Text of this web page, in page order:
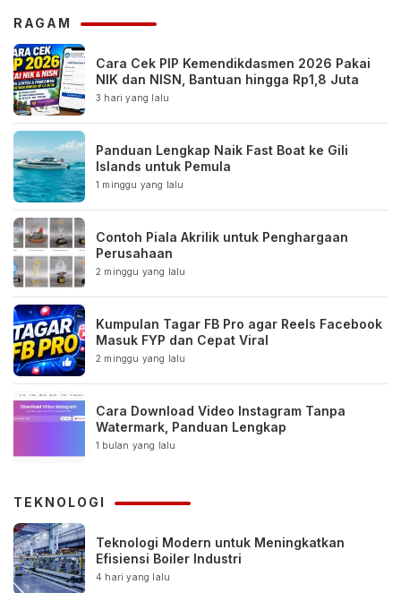
RAGAM
Cara Cek PIP Kemendikdasmen 2026 Pakai
NIK dan NISN, Bantuan hingga Rp1,8 Juta
3 hari yang lalu
Panduan Lengkap Naik Fast Boat ke Gili
Islands untuk Pemula
1 minggu yang lalu
Contoh Piala Akrilik untuk Penghargaan
Perusahaan
2 minggu yang lalu
Kumpulan Tagar FB Pro agar Reels Facebook
Masuk FYP dan Cepat Viral
2 minggu yang lalu
Cara Download Video Instagram Tanpa
Watermark, Panduan Lengkap
1 bulan yang lalu
TEKNOLOGI
Teknologi Modern untuk Meningkatkan
Efisiensi Boiler Industri
4 hari yang lalu